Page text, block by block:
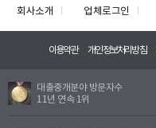
회사소개 업체로그인
이용약관 개인정보처리방침
대출중개분야 방문자수
11년 연속 1위